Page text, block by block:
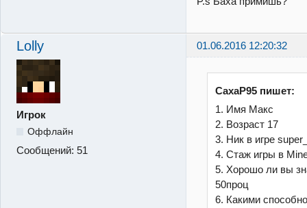
Lolly 01.06.2016 12:20:32
Игрок
Оффлайн
Сообщений: 51
CaxaP95 пишет:
1. Имя Макс
2. Возраст 17
3. Ник в игре
4. Стаж игры в
5. Хорошо ли вы
50проц
6. Какими